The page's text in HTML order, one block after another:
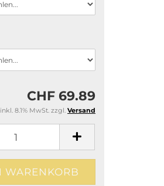
CHF 69.89
inkl. 8.1% MwSt. zzgl. Versand